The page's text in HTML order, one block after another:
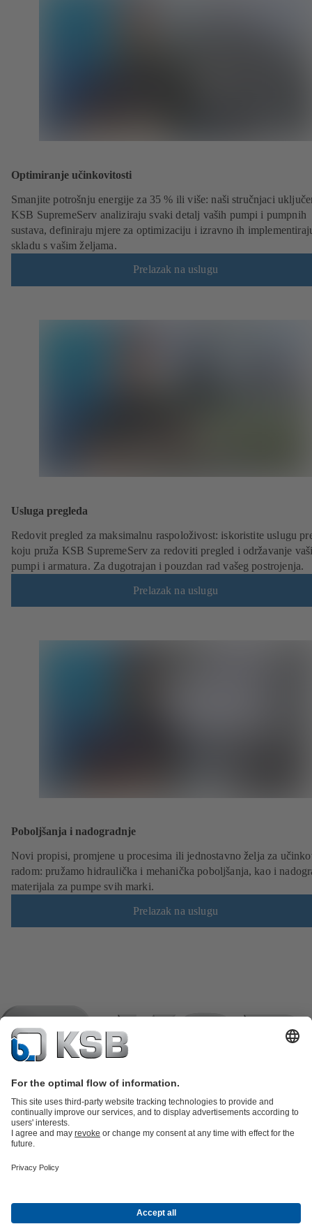
Optimiranje učinkovitosti
Smanjite potrošnju energije za 35 % ili više: naši stručnjaci
KSB SupremeServ analiziraju svaki detalj vaših pumpi i pumpnih
sustava, definiraju mjere za optimizaciju i izravno ih
skladu s vašim željama.
Prelazak na uslugu
Usluga pregleda
Redovit pregled za maksimalnu raspoloživost: iskoristite uslugu
koju pruža KSB SupremeServ za redoviti pregled i održavanje
pumpi i armatura. Za dugotrajan i pouzdan rad vašeg postrojenja.
Prelazak na uslugu
Poboljšanja i nadogradnje
Novi propisi, promjene u procesima ili jednostavno želja za
radom: pružamo hidraulička i mehanička poboljšanja, kao i
materijala za pumpe svih marki.
Prelazak na uslugu
SupremeServ: Premium servis za pumpe i armature
Građevinska tehnologijaEnergetska tehnologija